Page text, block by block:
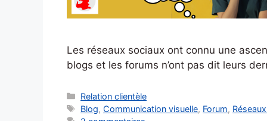
Les réseaux sociaux ont connu une
blogs et les forums n’ont pas dit leurs
Catégories
Relation clientèle
Étiquettes
Blog, Communication visuelle, Forum,